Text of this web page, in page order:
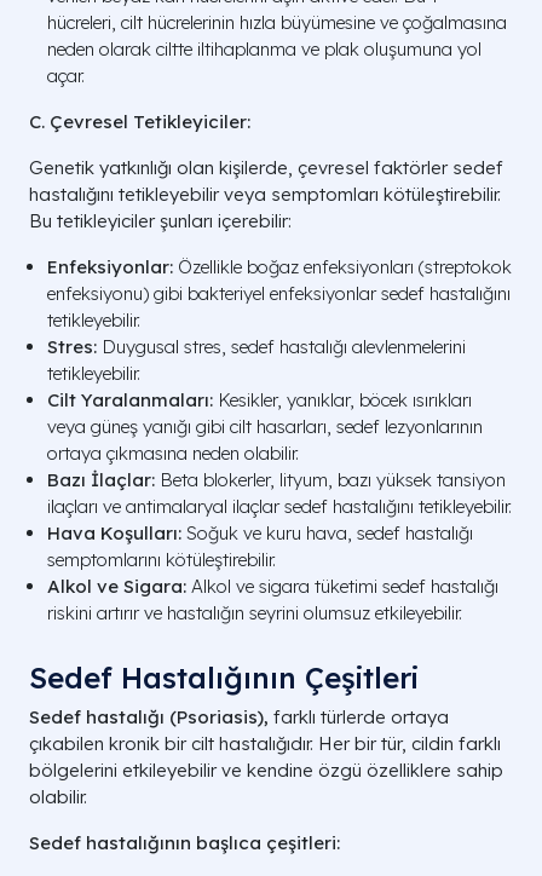
hücreleri, cilt hücrelerinin hızla büyümesine ve çoğalmasına
neden olarak ciltte iltihaplanma ve plak oluşumuna yol
açar.
C. Çevresel Tetikleyiciler:
Genetik yatkınlığı olan kişilerde, çevresel faktörler sedef
hastalığını tetikleyebilir veya semptomları kötüleştirebilir.
Bu tetikleyiciler şunları içerebilir:
Enfeksiyonlar: Özellikle boğaz enfeksiyonları (streptokok
enfeksiyonu) gibi bakteriyel enfeksiyonlar sedef hastalığını
tetikleyebilir.
Stres: Duygusal stres, sedef hastalığı alevlenmelerini
tetikleyebilir.
Cilt Yaralanmaları: Kesikler, yanıklar, böcek ısırıkları
veya güneş yanığı gibi cilt hasarları, sedef lezyonlarının
ortaya çıkmasına neden olabilir.
Bazı İlaçlar: Beta blokerler, lityum, bazı yüksek tansiyon
ilaçları ve antimalaryal ilaçlar sedef hastalığını tetikleyebilir.
Hava Koşulları: Soğuk ve kuru hava, sedef hastalığı
semptomlarını kötüleştirebilir.
Alkol ve Sigara: Alkol ve sigara tüketimi sedef hastalığı
riskini artırır ve hastalığın seyrini olumsuz etkileyebilir.
Sedef Hastalığının Çeşitleri
Sedef hastalığı (Psoriasis), farklı türlerde ortaya
çıkabilen kronik bir cilt hastalığıdır. Her bir tür, cildin farklı
bölgelerini etkileyebilir ve kendine özgü özelliklere sahip
olabilir.
Sedef hastalığının başlıca çeşitleri: